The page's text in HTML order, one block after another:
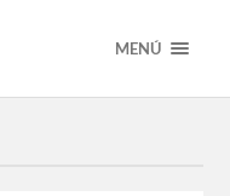
MENÚ